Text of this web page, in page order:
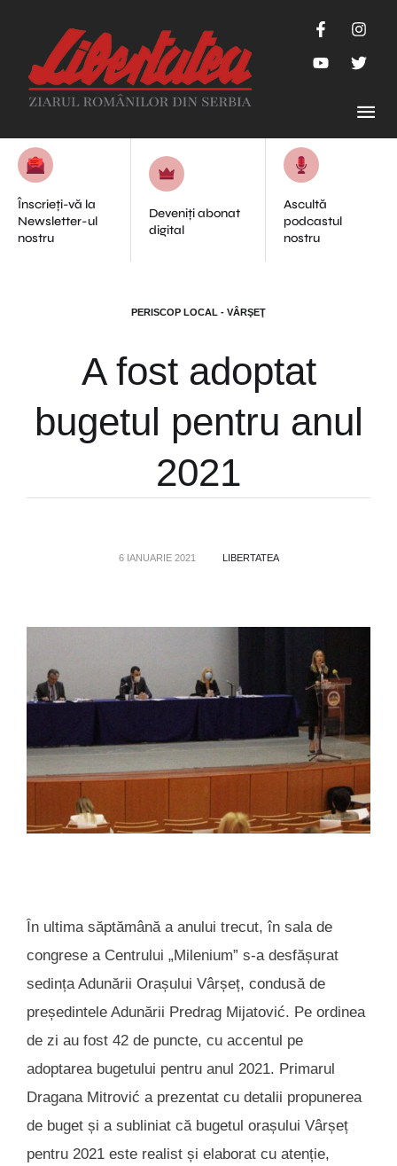
Înscrieți-vă la
Newsletter-ul
nostru
Deveniți abonat
digital
Ascultă
podcastul
nostru
PERISCOP LOCAL - VÂRŞEŢ
A fost adoptat
bugetul pentru anul
2021
6 IANUARIE 2021 LIBERTATEA
În ultima săptămână a anului trecut, în sala de
congrese a Centrului „Milenium” s-a desfășurat
sedința Adunării Orașului Vârșeț, condusă de
președintele Adunării Predrag Mijatović. Pe ordinea
de zi au fost 42 de puncte, cu accentul pe
adoptarea bugetului pentru anul 2021. Primarul
Dragana Mitrović a prezentat cu detalii propunerea
de buget și a subliniat că bugetul orașului Vârșeț
pentru 2021 este realist și elaborat cu atenție,